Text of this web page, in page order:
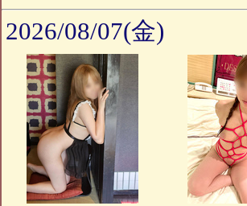
2026/08/07(金)